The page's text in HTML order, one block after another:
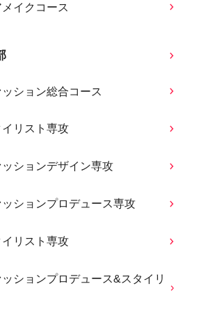
イクコース
ション総合コース
リスト専攻
ションデザイン専攻
ションプロデュース専攻
リスト専攻
ションプロデュース&スタイリ